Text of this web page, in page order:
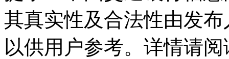
其真实性及合法性由发
以供用户参考。详情请